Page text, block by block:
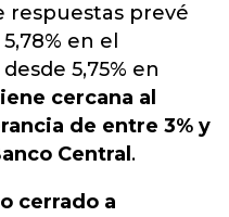
respuestas prevé
en el
5,75% en
cercana al
de entre 3% y
Central .
cerrado a